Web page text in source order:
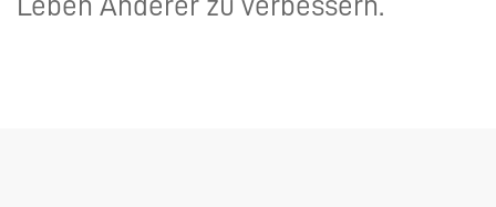
Leben Anderer zu verbessern.